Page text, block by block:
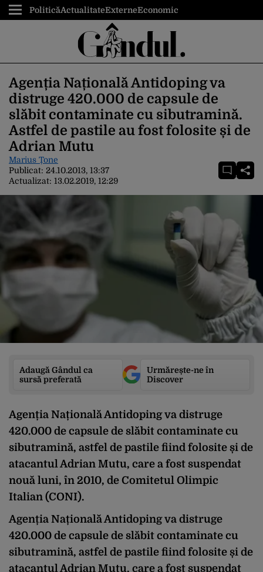
PoliticăActualitateExterneEconomic
Agenția Națională Antidoping va
distruge 420.000 de capsule de
slăbit contaminate cu sibutramină.
Astfel de pastile au fost folosite și de
Adrian Mutu
Marius Țone
Publicat: 24.10.2013, 13:37
Actualizat: 13.02.2019, 12:29
Adaugă Gândul ca
sursă preferată
Urmărește-ne în
Discover
Agenția Națională Antidoping va distruge
420.000 de capsule de slăbit contaminate cu
sibutramină, astfel de pastile fiind folosite și de
atacantul Adrian Mutu, care a fost suspendat
nouă luni, în 2010, de Comitetul Olimpic
Italian (CONI).
Agenția Națională Antidoping va distruge
420.000 de capsule de slăbit contaminate cu
sibutramină, astfel de pastile fiind folosite și de
atacantul Adrian Mutu, care a fost suspendat